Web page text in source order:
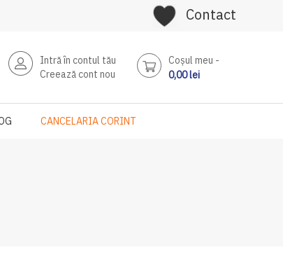
Contact
Intră în contul tău
Creează cont nou
Coşul meu
0,00 lei
CANCELARIA CORINT